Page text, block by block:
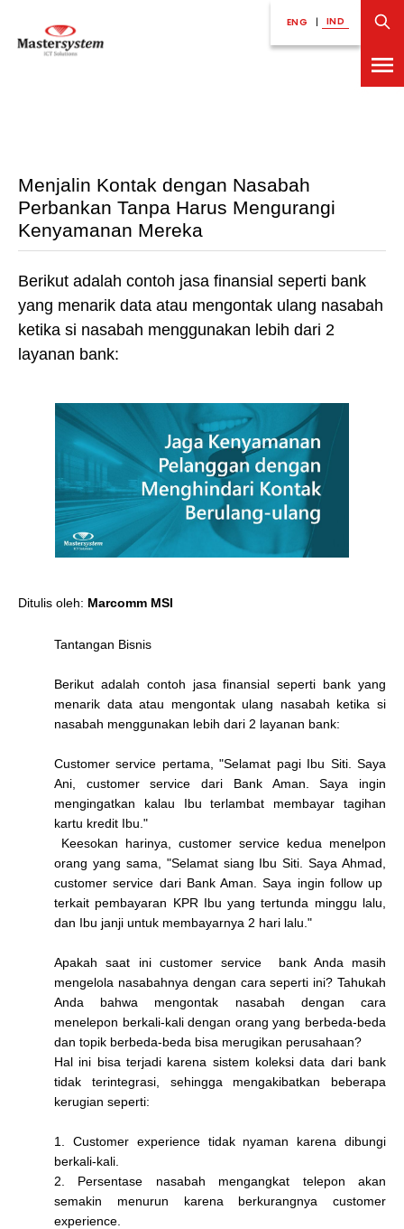
ENG | IND
Menjalin Kontak dengan Nasabah
Perbankan Tanpa Harus Mengurangi
Kenyamanan Mereka
Berikut adalah contoh jasa finansial seperti bank
yang menarik data atau mengontak ulang nasabah
ketika si nasabah menggunakan lebih dari 2
layanan bank:
Ditulis oleh: Marcomm MSI
Tantangan Bisnis
Berikut adalah contoh jasa finansial seperti bank yang
menarik data atau mengontak ulang nasabah ketika si
nasabah menggunakan lebih dari 2 layanan bank:
Customer service pertama, "Selamat pagi Ibu Siti. Saya
Ani, customer service dari Bank Aman. Saya ingin
mengingatkan kalau Ibu terlambat membayar tagihan
kartu kredit Ibu."
Keesokan harinya, customer service kedua menelpon
orang yang sama, "Selamat siang Ibu Siti. Saya Ahmad,
customer service dari Bank Aman. Saya ingin follow up
terkait pembayaran KPR Ibu yang tertunda minggu lalu,
dan Ibu janji untuk membayarnya 2 hari lalu."
Apakah saat ini customer service bank Anda masih
mengelola nasabahnya dengan cara seperti ini? Tahukah
Anda bahwa mengontak nasabah dengan cara
menelepon berkali-kali dengan orang yang berbeda-beda
dan topik berbeda-beda bisa merugikan perusahaan?
Hal ini bisa terjadi karena sistem koleksi data dari bank
tidak terintegrasi, sehingga mengakibatkan beberapa
kerugian seperti:
1. Customer experience tidak nyaman karena dibungi
berkali-kali.
2. Persentase nasabah mengangkat telepon akan
semakin menurun karena berkurangnya customer
experience.